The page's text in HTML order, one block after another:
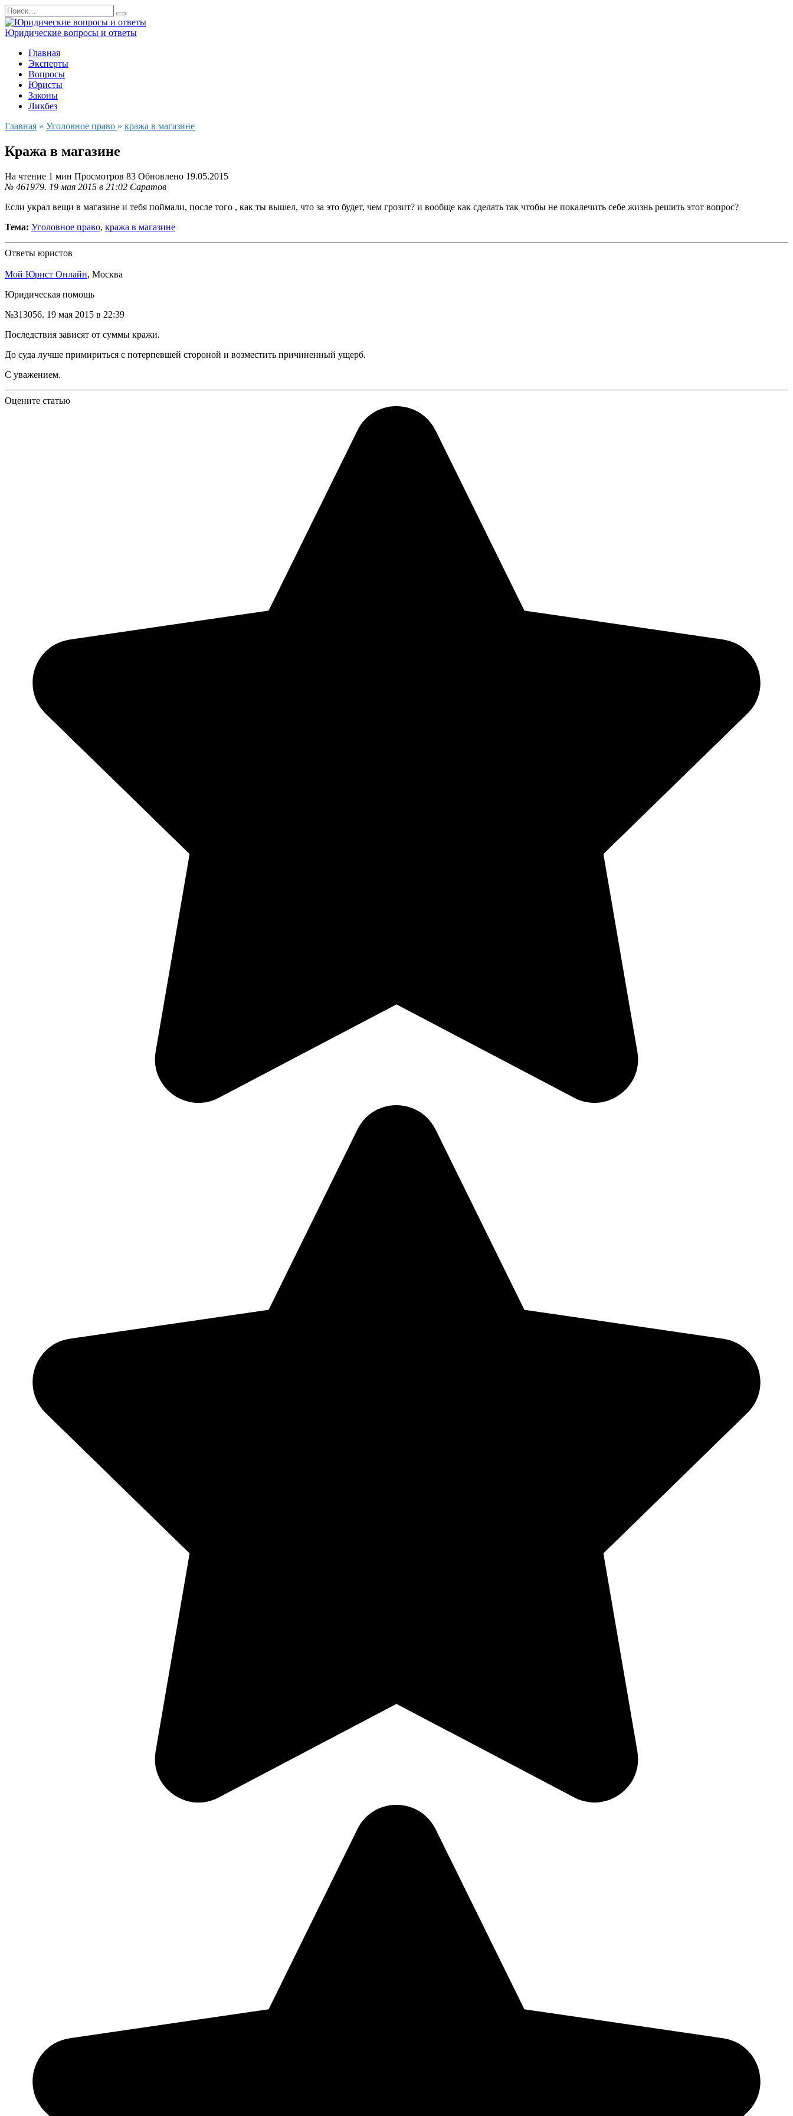
Перейти
к
содержанию
Search
for:
Юридические вопросы и ответы
Главная
Эксперты
Вопросы
Юристы
Законы
Ликбез
Главная » Уголовное право » кража в магазине
Кража в магазине
На чтение 1 мин Просмотров 83 Обновлено 19.05.2015
№ 461979. 19 мая 2015 в 21:02 Саратов
Если украл вещи в магазине и тебя поймали, после того , как ты вышел, что за это будет, чем грозит? и вообще как сделать так чтобы не покалечить себе жизнь решить этот вопрос?
Тема: Уголовное право, кража в магазине
Ответы юристов
Мой Юрист Онлайн, Москва
Юридическая помощь
№313056. 19 мая 2015 в 22:39
Последствия зависят от суммы кражи.
До суда лучше примириться с потерпевшей стороной и возместить причиненный ущерб.
С уважением.
Оцените статью